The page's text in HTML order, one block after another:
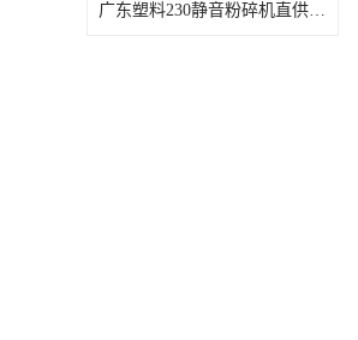
广东塑料230静音粉碎机直供 使用寿命长